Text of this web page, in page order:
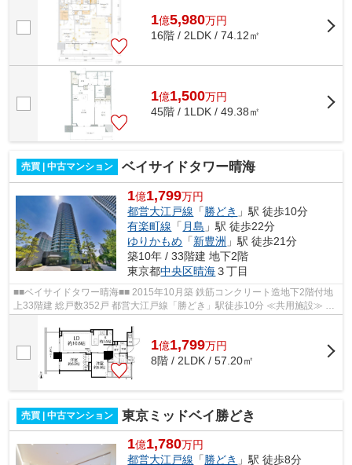
1億5,980万円
16階 / 2LDK / 74.12㎡
1億1,500万円
45階 / 1LDK / 49.38㎡
売買 | 中古マンション ベイサイドタワー晴海
1億1,799万円
都営大江戸線 「 勝どき 」駅 徒歩10分
有楽町線 「 月島 」駅 徒歩22分
ゆりかもめ 「新豊洲 」駅 徒歩21分
築10年 / 33階建 地下2階
東京都中央区晴海３丁目
■■ベイサイドタワー晴海■■ 2015年10月築 鉄筋コンクリート造地下2階付地
上33階建 総戸数352戸 都営大江戸線「勝どき」駅徒歩10分 ≪共用施設≫ ■
コンシェルジュサービス ■内廊下設計 ...
1億1,799万円
8階 / 2LDK / 57.20㎡
売買 | 中古マンション 東京ミッドベイ勝どき
1億1,780万円
都営大江戸線 「勝どき 」駅 徒歩8分